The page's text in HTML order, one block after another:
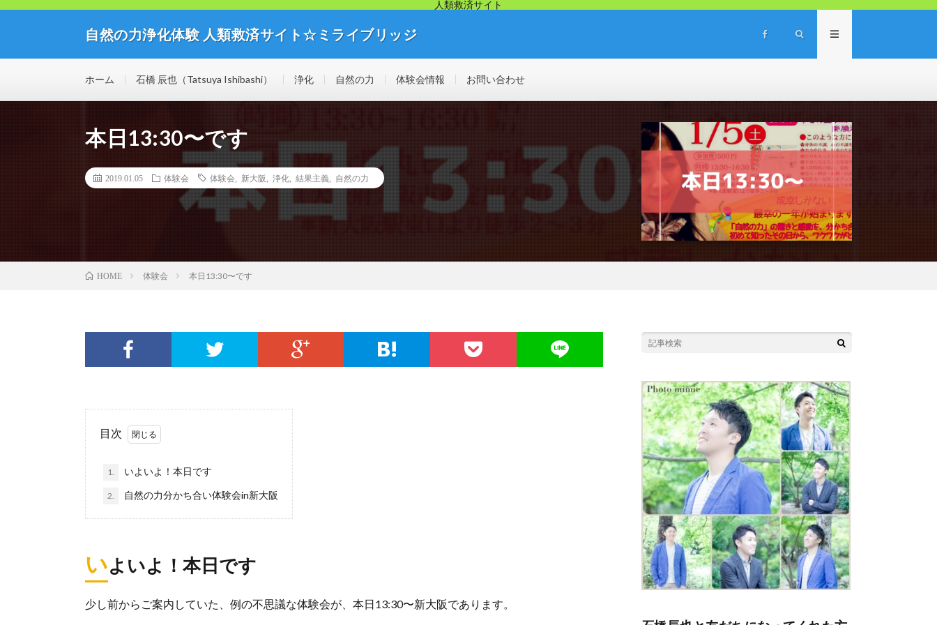
人類救済サイト
自然の力浄化体験 人類救済サイト☆ミライブリッジ
思議な世界を体験してみませんか？
ホーム 石橋 辰也（Tatsuya Ishibashi） 浄化 自然の力 体験会情報 お問い合わせ
本日13:30〜です
2019.01.05 体験会 体験会 新大阪 浄化 結果主義 自然の力
HOME 体験会 本日13:30〜です
目次
1. いよいよ！本日です
2. 自然の力分かち合い体験会in新大阪
いよいよ！本日です
少し前からご案内していた、例の不思議な体験会が、本日13:30〜新大阪であります。